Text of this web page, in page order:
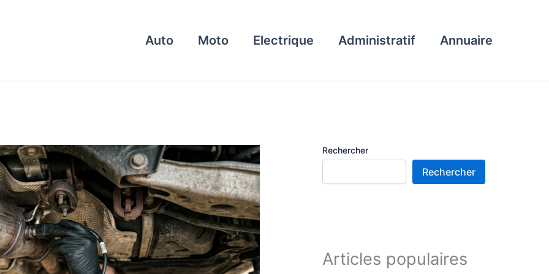
Auto Moto Electrique Administratif Annuaire
Rechercher
Rechercher
Articles populaires